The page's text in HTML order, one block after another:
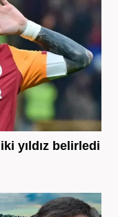
yıldız belirledi